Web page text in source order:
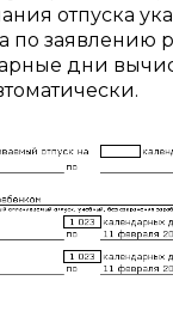
отпуска
по заявлению
дни